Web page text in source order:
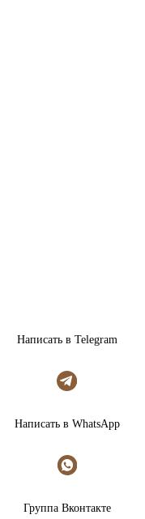
Написать в Telegram
Написать в WhatsApp
Группа Вконтакте